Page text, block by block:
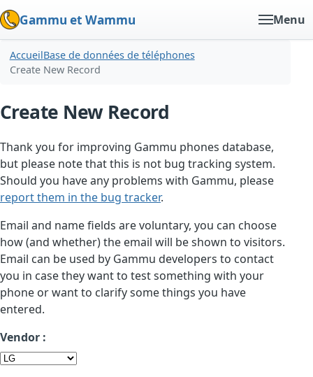
Gammu et Wammu Menu
AccueilBase de données de téléphones
Create New Record
Create New Record
Thank you for improving Gammu phones database,
but please note that this is not bug tracking system.
Should you have any problems with Gammu, please
report them in the bug tracker.
Email and name fields are voluntary, you can choose
how (and whether) the email will be shown to visitors.
Email can be used by Gammu developers to contact
you in case they want to test something with your
phone or want to clarify some things you have
entered.
Vendor :